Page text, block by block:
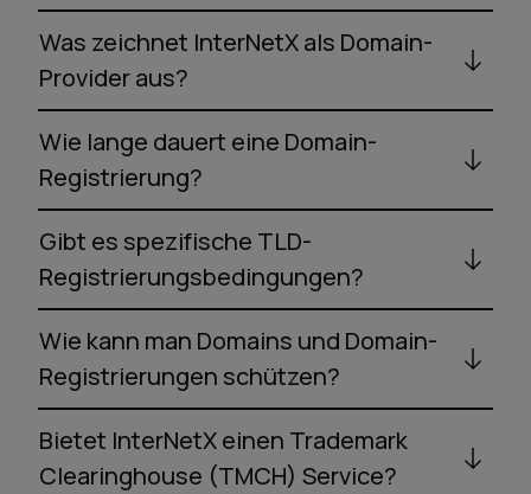
Was zeichnet InterNetX als Domain-
Provider aus?
Wie lange dauert eine Domain-
Registrierung?
Gibt es spezifische TLD-
Registrierungsbedingungen?
Wie kann man Domains und Domain-
Registrierungen schützen?
Bietet InterNetX einen Trademark
Clearinghouse (TMCH) Service?